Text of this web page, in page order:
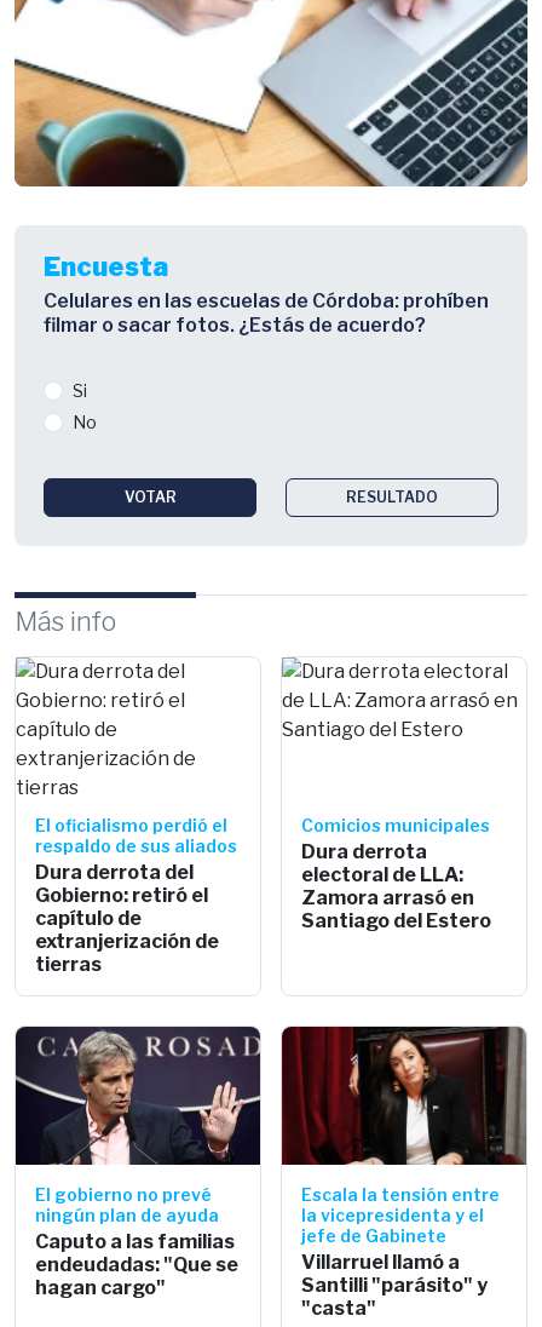
Encuesta
Celulares en las escuelas de Córdoba: prohíben
filmar o sacar fotos. ¿Estás de acuerdo?
Si
No
VOTAR RESULTADO
Más info
El oficialismo perdió el
respaldo de sus aliados
Dura derrota del
Gobierno: retiró el
capítulo de
extranjerización de
tierras
Comicios municipales
Dura derrota
electoral de LLA:
Zamora arrasó en
Santiago del Estero
El gobierno no prevé
ningún plan de ayuda
Caputo a las familias
endeudadas: "Que se
hagan cargo"
Escala la tensión entre
la vicepresidenta y el
jefe de Gabinete
Villarruel llamó a
Santilli "parásito" y
"casta"